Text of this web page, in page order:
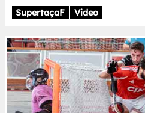
SupertaçaF
Video